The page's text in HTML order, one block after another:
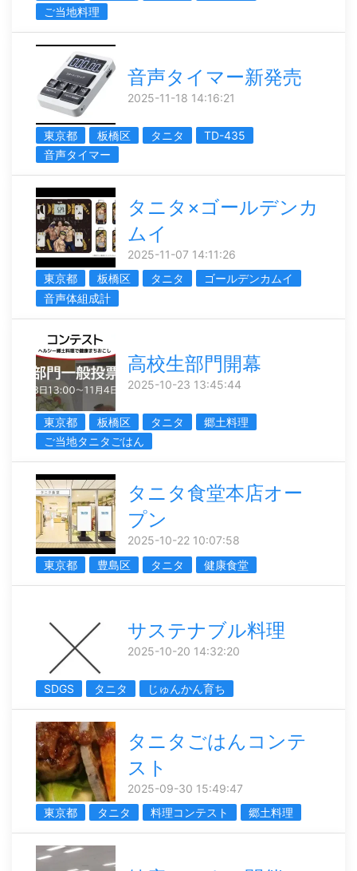
ご当地料理
音声タイマー新発売
2025-11-18 14:16:21
東京都 板橋区 タニタ
TD-435
音声タイマー
タニタ×ゴールデンカ
ムイ
2025-11-07 14:11:26
東京都
板橋区 タニタ
ゴールデンカムイ
音声体組成計
高校生部門開幕
2025-10-23 13:45:44
東京都 板橋区 タニタ
郷土料理
ご当地タニタごはん
タニタ食堂本店オー
プン
2025-10-22 10:07:58
東京都
豊島区 タニタ 健康食堂
サステナブル料理
2025-10-20 14:32:20
SDGS タニタ じゅんかん育ち
タニタごはんコンテ
スト
2025-09-30 15:49:47
東京都
タニタ 料理コンテスト 郷土料理